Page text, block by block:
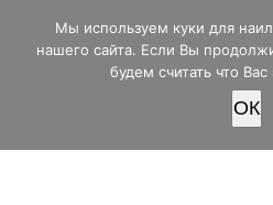
+7 950 189 4420
Мы используем куки для
нашего сайта. Если Вы
будем считать что Вас
OК